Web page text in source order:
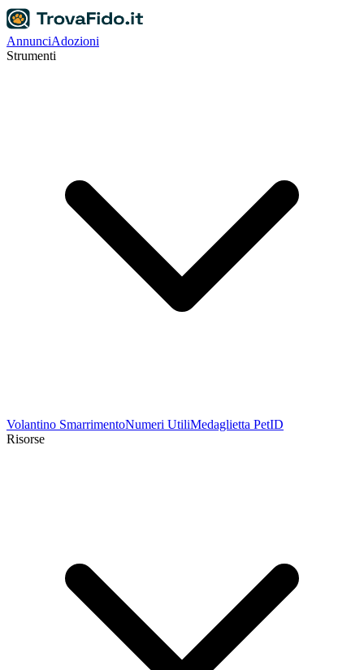
AnnunciAdozioni
Strumenti
Volantino SmarrimentoNumeri UtiliMedaglietta PetID
Risorse